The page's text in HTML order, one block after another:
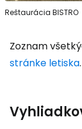
Reštaurácia BISTRO
Zoznam
stránke letiska.